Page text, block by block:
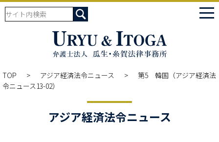
TOP アジア経済法令ニュース
第5 韓国（アジア経済法
令ニュース13-02）
アジア経済法令ニュース